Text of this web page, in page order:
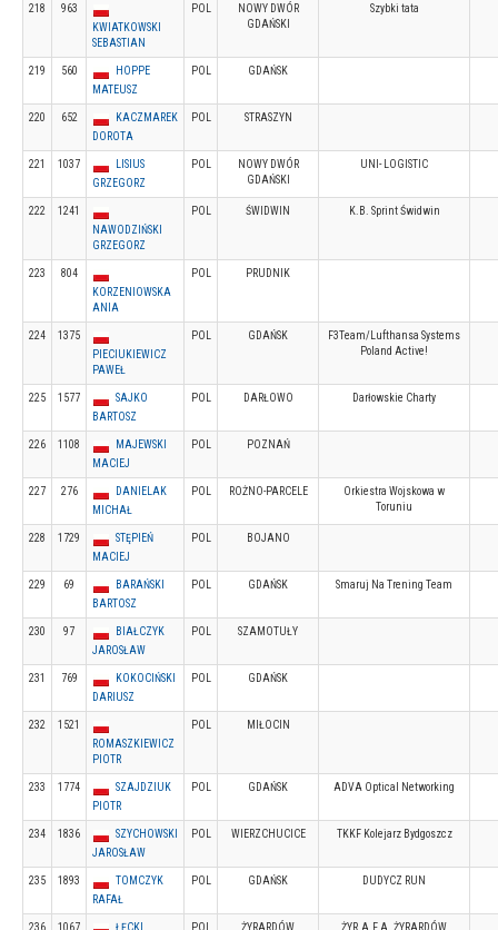
218
963
KWIATKOWSKI
SEBASTIAN
POL
NOWY DWÓR
GDAŃSKI
Szybki tata
219 560
HOPPE
MATEUSZ
POL GDAŃSK
220 652
KACZMAREK
DOROTA
POL STRASZYN
221 1037
LISIUS
GRZEGORZ
POL
NOWY DWÓR
GDAŃSKI
UNI- LOGISTIC
222
1241
NAWODZIŃSKI
GRZEGORZ
POL ŚWIDWIN K.B. Sprint Świdwin
223
804
KORZENIOWSKA
ANIA
POL PRUDNIK
224
1375
PIECIUKIEWICZ
PAWEŁ
POL GDAŃSK
F3Team/Lufthansa Systems
Poland Active!
225 1577
SAJKO
BARTOSZ
POL DARŁOWO Darłowskie Charty
226 1108
MAJEWSKI
MACIEJ
POL POZNAŃ
227 276
DANIELAK
MICHAŁ
POL ROŻNO-PARCELE
Orkiestra Wojskowa w
Toruniu
228 1729
STĘPIEŃ
MACIEJ
POL BOJANO
229 69
BARAŃSKI
BARTOSZ
POL GDAŃSK Smaruj Na Trening Team
230 97
BIAŁCZYK
JAROSŁAW
POL SZAMOTUŁY
231 769
KOKOCIŃSKI
DARIUSZ
POL GDAŃSK
232
1521
ROMASZKIEWICZ
PIOTR
POL MIŁOCIN
233 1774
SZAJDZIUK
PIOTR
POL GDAŃSK ADVA Optical Networking
234 1836
SZYCHOWSKI
JAROSŁAW
POL WIERZCHUCICE TKKF Kolejarz Bydgoszcz
235 1893
TOMCZYK
RAFAŁ
POL GDAŃSK DUDYCZ RUN
236 1067 ŁĘCKI POL ŻYRARDÓW ŻYR.A.F.A. ŻYRARDÓW